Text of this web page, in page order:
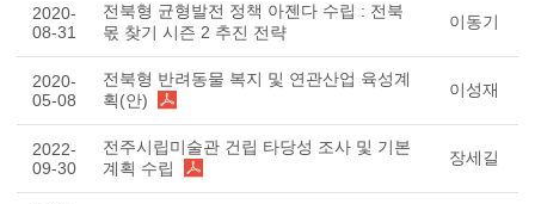
2020-
08-31
전북형 균형발전 정책 아젠다 수립 : 전북
몫 찾기 시즌 2 추진 전략
이동기
2020-
05-08
전북형 반려동물 복지 및 연관산업 육성계
획(안)
이성재
2022-
09-30
전주시립미술관 건립 타당성 조사 및 기본
계획 수립
장세길